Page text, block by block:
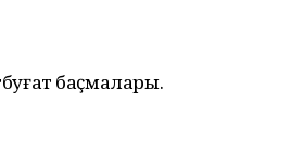
баҫмалары.